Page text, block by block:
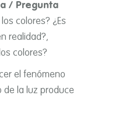
/ Pregunta
colores? ¿Es
realidad?,
colores?
el fenómeno
de la luz produce